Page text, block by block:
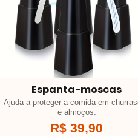
Espanta-moscas
Ajuda a proteger a comida em
e almoços.
R$ 39,90